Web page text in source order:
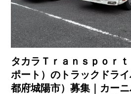
タカラＴｒａｎｓｐｏｒ
ポート）のトラックドラ
都府城陽市）募集｜カー